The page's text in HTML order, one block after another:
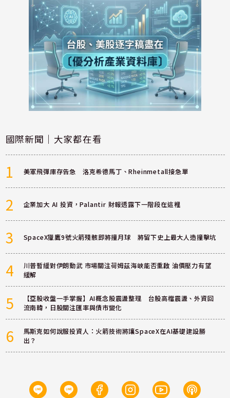
國際新聞｜大家都在看
1 美軍飛彈庫存告急 洛克希德馬丁、Rheinmetall接急單
2 企業加大 AI 投資，Palantir 財報透露下一階段在這裡
3 SpaceX獵鷹9號火箭殘骸即將撞月球 將留下史上最大人造撞擊坑
4
川普暫緩對伊朗動武 市場關注荷姆茲海峽能否重啟 油價壓力有望
緩解
5
【亞股收盤一手掌握】AI概念股震盪整理 台股高檔震盪、外資回
流南韓，日股關注匯率與債市變化
6
馬斯克如何說服投資人：火箭技術將讓SpaceX在AI基礎建設勝
出？